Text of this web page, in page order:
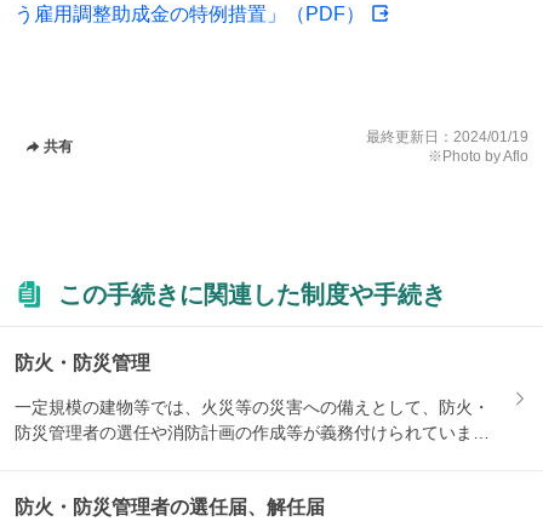
う雇用調整助成金の特例措置」（PDF）
共有
最終更新日： 2024/01/19
※Photo by Aflo
この手続きに関連した制度や手続き
防火・防災管理
一定規模の建物等では、火災等の災害への備えとして、防火・
防災管理者の選任や消防計画の作成等が義務付けられていま
防火・防災管理者の選任届、解任届